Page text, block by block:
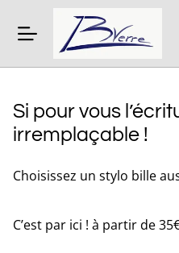
Si pour vous
irremplaçable !
Choisissez un stylo bille
C’est par ici ! à partir de